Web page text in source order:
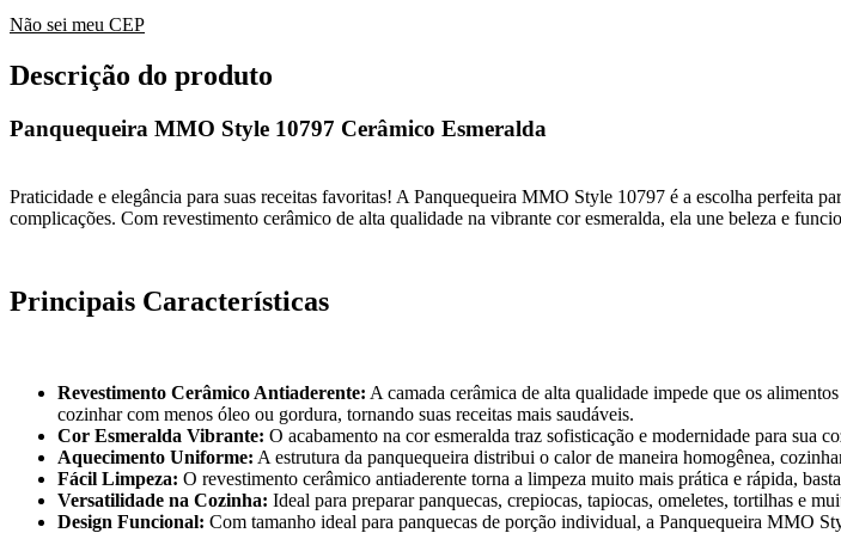
Não sei meu CEP
Descrição do produto
Panquequeira MMO Style 10797 Cerâmico Esmeralda
Praticidade e elegância para suas receitas favoritas! A Panquequeira MMO Style 10797 é a escolha perfeita
complicações. Com revestimento cerâmico de alta qualidade na vibrante cor esmeralda, ela une beleza e
Principais Características
Revestimento Cerâmico Antiaderente: A camada cerâmica de alta qualidade impede que os
cozinhar com menos óleo ou gordura, tornando suas receitas mais saudáveis.
Cor Esmeralda Vibrante: O acabamento na cor esmeralda traz sofisticação e modernidade para sua
Aquecimento Uniforme: A estrutura da panquequeira distribui o calor de maneira homogênea,
Fácil Limpeza: O revestimento cerâmico antiaderente torna a limpeza muito mais prática e rápida,
Versatilidade na Cozinha: Ideal para preparar panquecas, crepiocas, tapiocas, omeletes, tortilhas e
Design Funcional: Com tamanho ideal para panquecas de porção individual, a Panquequeira MMO